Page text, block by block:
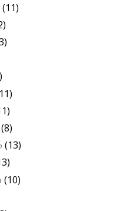
(11)
(8)
(13)
(10)